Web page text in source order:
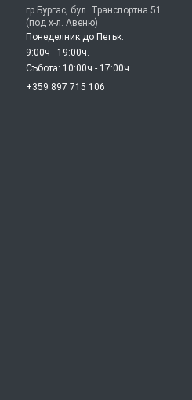
гр.Бургас, бул. Транспортна 51
(под х-л. Авеню)
Понеделник до Петък:
9:00ч - 19:00ч.
Събота: 10:00ч - 17:00ч.
+359 897 715 106